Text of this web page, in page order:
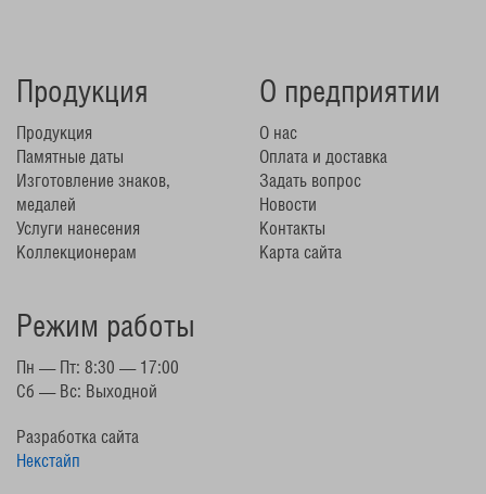
Продукция
Продукция
Памятные даты
Изготовление знаков,
медалей
Услуги нанесения
Коллекционерам
О предприятии
О нас
Оплата и доставка
Задать вопрос
Новости
Контакты
Карта сайта
Режим работы
Пн — Пт: 8:30 — 17:00
Сб — Вс: Выходной
Разработка сайта
Некстайп